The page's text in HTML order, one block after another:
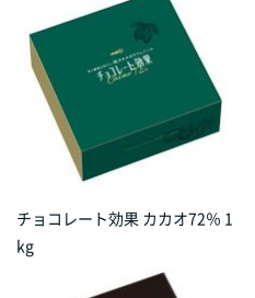
チョコレート効果 カカオ72％ 1
kg